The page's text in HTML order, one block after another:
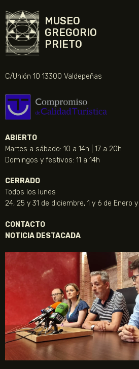
MUSEO
GREGORIO
PRIETO
C/Unión 10 13300 Valdepeñas
ABIERTO
Martes a sábado: 10 a 14h | 17 a 20h
Domingos y festivos: 11 a 14h
CERRADO
Todos los lunes
24, 25 y 31 de diciembre, 1 y 6 de Enero
CONTACTO
NOTICIA DESTACADA